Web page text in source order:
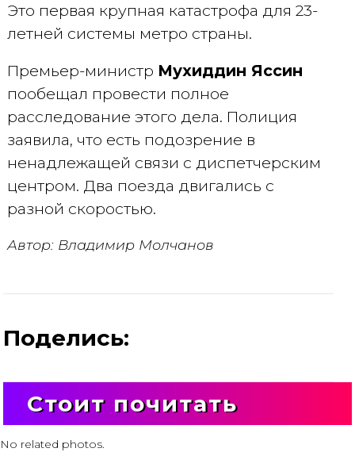
Это первая крупная катастрофа для 23-
летней системы метро страны.
Премьер-министр Мухиддин Яссин
пообещал провести полное
расследование этого дела. Полиция
заявила, что есть подозрение в
ненадлежащей связи с диспетчерским
центром. Два поезда двигались с
разной скоростью.
Автор: Владимир Молчанов
Поделись:
Стоит почитать
No related photos.